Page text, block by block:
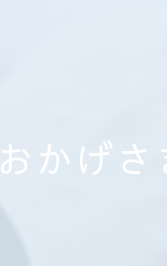
おかげ